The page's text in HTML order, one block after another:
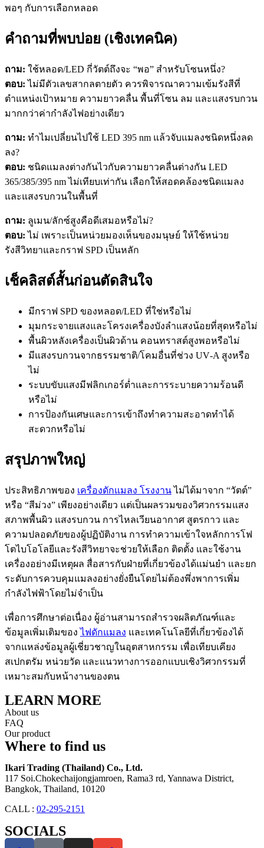
พอๆ กับการเลือกหลอด
คำถามที่พบบ่อย (เชิงเทคนิค)
ถาม: ใช้หลอด/LED กี่วัตต์ถึงจะ “พอ” สำหรับโซนหนึ่ง?
ตอบ: ไม่มีตัวเลขสากลตายตัว ควรพิจารณาความเข้มรังสีที่
ตำแหน่งเป้าหมาย ความยาวคลื่น พื้นที่โซน ลม และแสงรบกวน
มากกว่าค่ากำลังไฟอย่างเดียว
ถาม: ทำไมเปลี่ยนไปใช้ LED 395 nm แล้วจับแมลงชนิดหนึ่งลด
ลง?
ตอบ: ชนิดแมลงต่างกันไวกับความยาวคลื่นต่างกัน LED
365/385/395 nm ไม่เทียบเท่ากัน เลือกให้สอดคล้องชนิดแมลง
และแสงรบกวนในพื้นที่
ถาม: ลูเมน/ลักซ์สูงคือดีเสมอหรือไม่?
ตอบ: ไม่ เพราะเป็นหน่วยมองเห็นของมนุษย์ ให้ใช้หน่วย
รังสีวิทยาและกราฟ SPD เป็นหลัก
เช็คลิสต์สั้นก่อนตัดสินใจ
มีกราฟ SPD ของหลอด/LED ที่ใช่หรือไม่
มุมกระจายแสงและโครงเครื่องบังลำแสงน้อยที่สุดหรือไม่
พื้นผิวหลังเครื่องเป็นผิวด้าน คอนทราสต์สูงพอหรือไม่
มีแสงรบกวนจากธรรมชาติ/โคมอื่นที่ช่วง UV‑A สูงหรือ
ไม่
ระบบขับแสงมีฟลิกเกอร์ต่ำและการระบายความร้อนดี
หรือไม่
การป้องกันเศษและการเข้าถึงทำความสะอาดทำได้
สะดวกหรือไม่
สรุปภาพใหญ่
ประสิทธิภาพของ เครื่องดักแมลง โรงงานไม่ได้มาจาก “วัตต์”
หรือ “สีม่วง” เพียงอย่างเดียว แต่เป็นผลรวมของวิศวกรรมแสง
สภาพพื้นผิว แสงรบกวน การไหลเวียนอากาศ สูตรกาว และ
ความปลอดภัยของผู้ปฏิบัติงาน การทำความเข้าใจหลักการโฟ
โตไบโอโลยีและรังสีวิทยาจะช่วยให้เลือก ติดตั้ง และใช้งาน
เครื่องอย่างมีเหตุผล สื่อสารกับฝ่ายที่เกี่ยวข้องได้แม่นยำ และยก
ระดับการควบคุมแมลงอย่างยั่งยืนโดยไม่ต้องพึ่งพาการเพิ่ม
กำลังไฟฟ้าโดยไม่จำเป็น
เพื่อการศึกษาต่อเนื่อง ผู้อ่านสามารถสำรวจผลิตภัณฑ์และ
ข้อมูลเพิ่มเติมของไฟดักแมลง และเทคโนโลยีที่เกี่ยวข้องได้
จากแหล่งข้อมูลผู้เชี่ยวชาญในอุตสาหกรรม เพื่อเทียบเคียง
สเปกตรัม หน่วยวัด และแนวทางการออกแบบเชิงวิศวกรรมที่
เหมาะสมกับหน้างานของตน
LEARN MORE
About us
FAQ
Our product
Where to find us
Ikari Trading (Thailand) Co., Ltd.
117 Soi.Chokechaijongjamroen, Rama3 rd, Yannawa District,
Bangkok, Thailand, 10120
CALL : 02-295-2151
SOCIALS